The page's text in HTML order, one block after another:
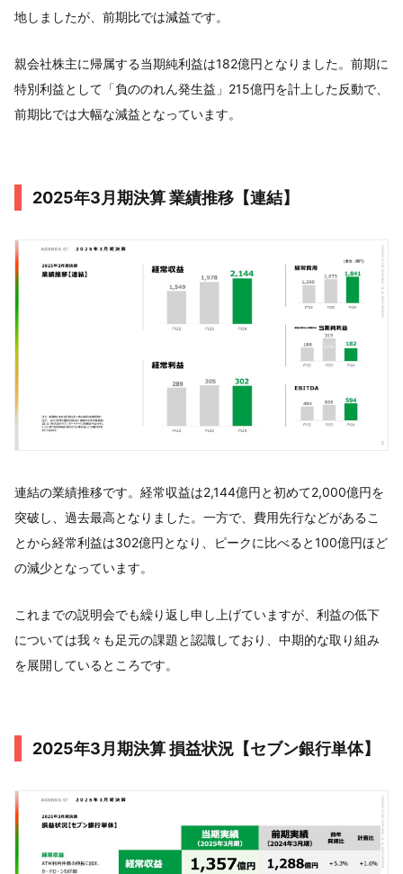
地しましたが、前期比では減益です。
親会社株主に帰属する当期純利益は182億円となりました。前期に
特別利益として「負ののれん発生益」215億円を計上した反動で、
前期比では大幅な減益となっています。
2025年3月期決算 業績推移【連結】
連結の業績推移です。経常収益は2,144億円と初めて2,000億円を
突破し、過去最高となりました。一方で、費用先行などがあるこ
とから経常利益は302億円となり、ピークに比べると100億円ほど
の減少となっています。
これまでの説明会でも繰り返し申し上げていますが、利益の低下
については我々も足元の課題と認識しており、中期的な取り組み
を展開しているところです。
2025年3月期決算 損益状況【セブン銀行単体】